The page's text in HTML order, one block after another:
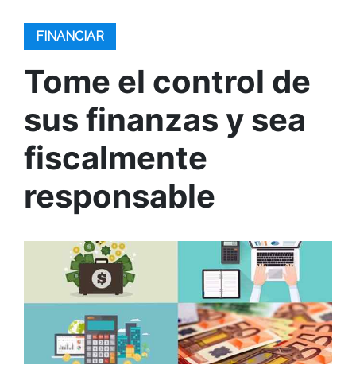
FINANCIAR
Tome el control de
sus finanzas y sea
fiscalmente
responsable